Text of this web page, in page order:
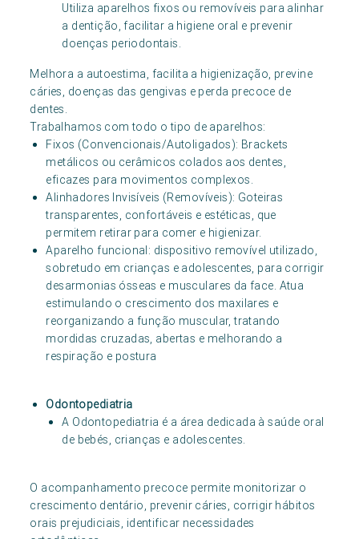
Utiliza aparelhos fixos ou removíveis para alinhar
a dentição, facilitar a higiene oral e prevenir
doenças periodontais.
Melhora a autoestima, facilita a higienização, previne
cáries, doenças das gengivas e perda precoce de
dentes.
Trabalhamos com todo o tipo de aparelhos:
Fixos (Convencionais/Autoligados): Brackets
metálicos ou cerâmicos colados aos dentes,
eficazes para movimentos complexos.
Alinhadores Invisíveis (Removíveis): Goteiras
transparentes, confortáveis e estéticas, que
permitem retirar para comer e higienizar.
Aparelho funcional: dispositivo removível utilizado,
sobretudo em crianças e adolescentes, para corrigir
desarmonias ósseas e musculares da face. Atua
estimulando o crescimento dos maxilares e
reorganizando a função muscular, tratando
mordidas cruzadas, abertas e melhorando a
respiração e postura
Odontopediatria
A Odontopediatria é a área dedicada à saúde oral
de bebés, crianças e adolescentes.
O acompanhamento precoce permite monitorizar o
crescimento dentário, prevenir cáries, corrigir hábitos
orais prejudiciais, identificar necessidades